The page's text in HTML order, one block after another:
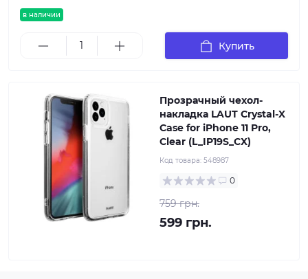
в наличии
Купить
Прозрачный чехол-
накладка LAUT Crystal-X
Case for iPhone 11 Pro,
Clear (L_IP19S_CX)
Код товара: 548987
0
759 грн.
599 грн.